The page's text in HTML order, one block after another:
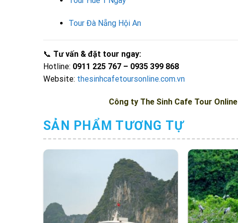
Tour Đà Nẵng Hội An
📞 Tư vấn & đặt tour ngay:
Hotline: 0911 225 767 – 0935 399 868
Website: thesinhcafetoursonline.com.vn
Công ty The Sinh Cafe Tour Online
SẢN PHẨM TƯƠNG TỰ